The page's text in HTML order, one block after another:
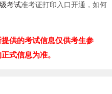
考试准考证打印入口开通，如何
供的考试信息仅供考生参
式信息为准。